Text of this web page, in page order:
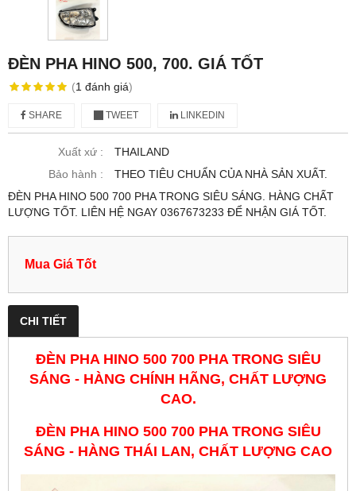
ĐÈN PHA HINO 500, 700. GIÁ TỐT
(1 đánh giá)
SHARE TWEET LINKEDIN
Xuất xứ :
THAILAND
Bảo hành :
THEO TIÊU CHUẨN CỦA NHÀ SẢN XUẤT.
ĐÈN PHA HINO 500 700 PHA TRONG SIÊU SÁNG. HÀNG CHẤT
LƯỢNG TỐT. LIÊN HỆ NGAY 0367673233 ĐỂ NHẬN GIÁ TỐT.
Mua Giá Tốt
CHI TIẾT
ĐÈN PHA HINO 500 700 PHA TRONG SIÊU
SÁNG - HÀNG CHÍNH HÃNG, CHẤT LƯỢNG
CAO.
ĐÈN PHA HINO 500 700 PHA TRONG SIÊU
SÁNG - HÀNG THÁI LAN, CHẤT LƯỢNG CAO